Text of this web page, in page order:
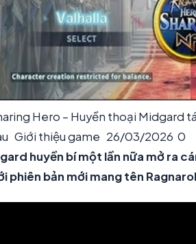
Hero – Huyền thoại Midgard
Giới thiệu game 26/03/2026 0
huyền bí một lần nữa mở ra
phiên bản mới mang tên